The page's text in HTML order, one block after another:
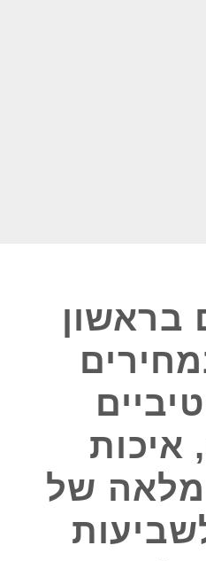
בראשון
איכות
מלאה של
לשביעות